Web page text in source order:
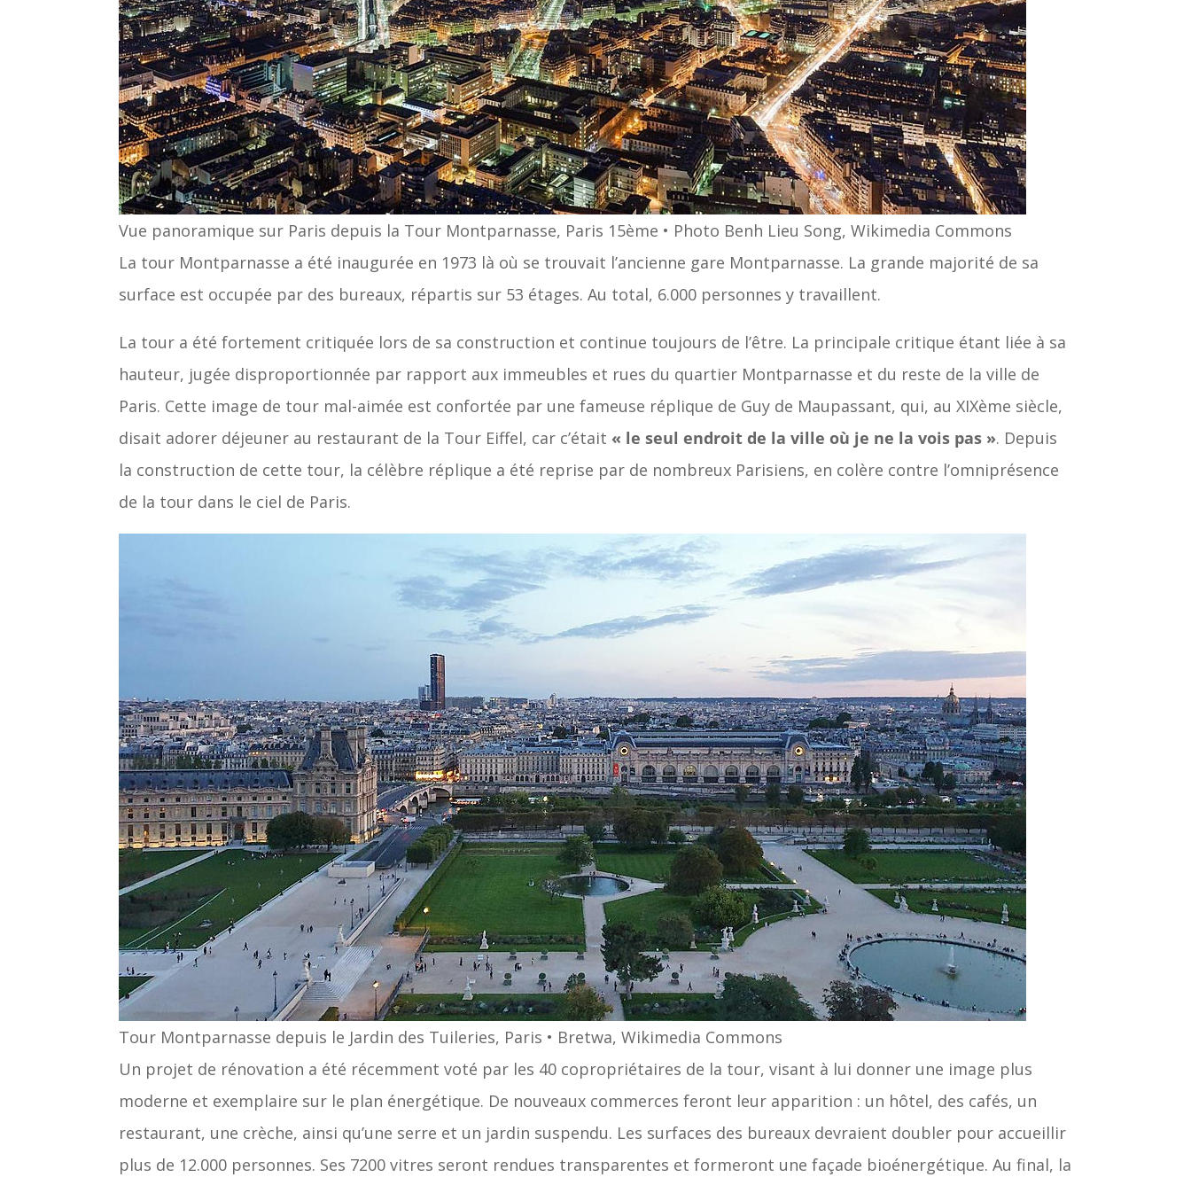
Vue panoramique sur Paris depuis la Tour Montparnasse, Paris 15ème • Photo Benh Lieu Song, Wikimedia Commons
La tour Montparnasse a été inaugurée en 1973 là où se trouvait l’ancienne gare Montparnasse. La grande majorité de sa
surface est occupée par des bureaux, répartis sur 53 étages. Au total, 6.000 personnes y travaillent.
La tour a été fortement critiquée lors de sa construction et continue toujours de l’être. La principale critique étant liée à sa
hauteur, jugée disproportionnée par rapport aux immeubles et rues du quartier Montparnasse et du reste de la ville de
Paris. Cette image de tour mal-aimée est confortée par une fameuse réplique de Guy de Maupassant, qui, au XIXème siècle,
disait adorer déjeuner au restaurant de la Tour Eiffel, car c’était « le seul endroit de la ville où je ne la vois pas ». Depuis
la construction de cette tour, la célèbre réplique a été reprise par de nombreux Parisiens, en colère contre l’omniprésence
de la tour dans le ciel de Paris.
Tour Montparnasse depuis le Jardin des Tuileries, Paris • Bretwa, Wikimedia Commons
Un projet de rénovation a été récemment voté par les 40 copropriétaires de la tour, visant à lui donner une image plus
moderne et exemplaire sur le plan énergétique. De nouveaux commerces feront leur apparition : un hôtel, des cafés, un
restaurant, une crèche, ainsi qu’une serre et un jardin suspendu. Les surfaces des bureaux devraient doubler pour accueillir
plus de 12.000 personnes. Ses 7200 vitres seront rendues transparentes et formeront une façade bioénergétique. Au final, la